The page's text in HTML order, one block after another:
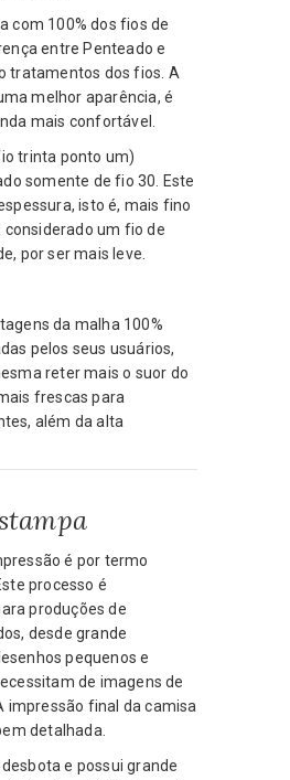
com 100% dos fios de
entre Penteado e
tratamentos dos fios. A
melhor aparência, é
mais confortável.
trinta ponto um)
somente de fio 30. Este
isto é, mais fino
considerado um fio de
por ser mais leve.
da malha 100%
pelos seus usuários,
reter mais o suor do
frescas para
além da alta
é por termo
processo é
produções de
desde grande
pequenos e
de imagens de
impressão final da camisa
detalhada.
e possui grande